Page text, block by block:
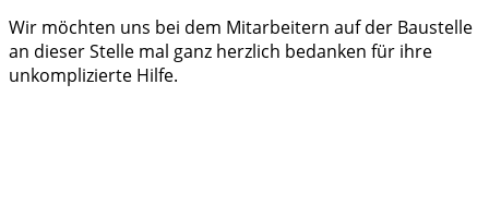
Wir möchten uns bei dem Mitarbeitern auf der Baustelle
an dieser Stelle mal ganz herzlich bedanken für ihre
unkomplizierte Hilfe.